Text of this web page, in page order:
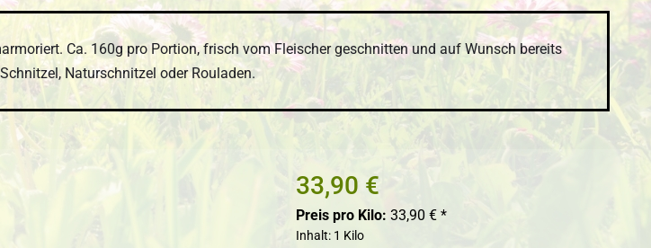
Ca. 160g pro Portion, frisch vom Fleischer geschnitten und auf Wunsch bereits
Naturschnitzel oder Rouladen.
33,90 €
Preis pro Kilo: 33,90 € *
Inhalt: 1 Kilo